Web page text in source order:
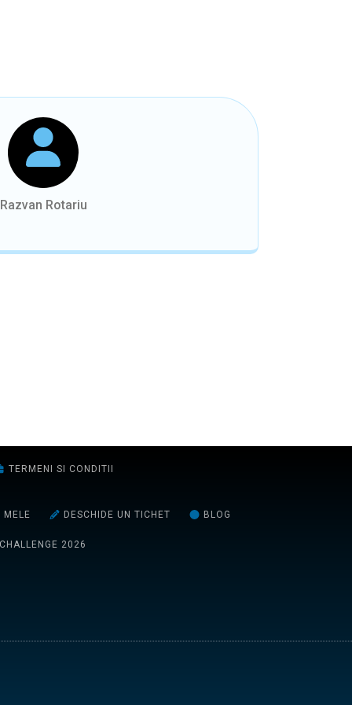
Razvan Rotariu
TERMENI SI CONDITII
MELE DESCHIDE UN TICHET BLOG
2026